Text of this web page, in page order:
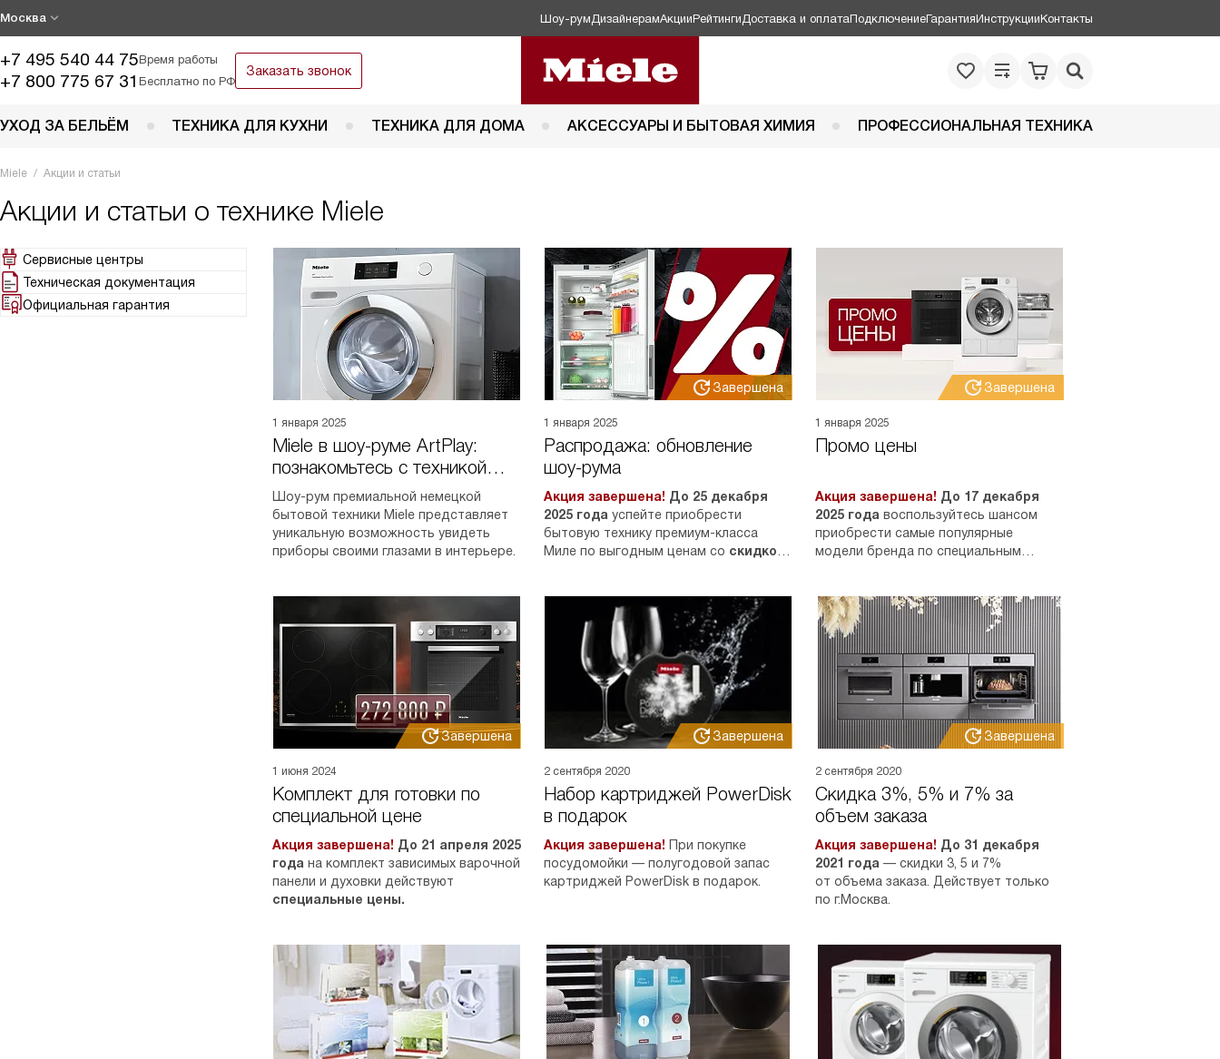
Москва Шоу-рум ДизайнерамАкцииРейтинги Доставка и оплатаПодключениеГарантияИнструкцииКонтакты
+7 495 540 44 75Время работы
+7 800 775 67 31 Бесплатно по РФ
Заказать звонок
УХОД ЗА БЕЛЬЁМ ТЕХНИКА ДЛЯ КУХНИ ТЕХНИКА ДЛЯ ДОМА АКСЕССУАРЫ И БЫТОВАЯ ХИМИЯ ПРОФЕССИОНАЛЬНАЯ ТЕХНИКА
Miele Акции и статьи
Акции и статьи о технике Miele
Сервисные центры
Техническая документация
Официальная гарантия
1 января 2025
Miele в шоу-руме ArtPlay:
познакомьтесь с техникой
лично
Шоу-рум премиальной немецкой
бытовой техники Miele представляет
уникальную возможность увидеть
приборы своими глазами в интерьере.
Завершена
1 января 2025
Распродажа: обновление
шоу-рума
Акция завершена! До 25 декабря
2025 года успейте приобрести
бытовую технику премиум-класса
Миле по выгодным ценам со скидкой
Завершена
1 января 2025
Промо цены
Акция завершена! До 17 декабря
2025 года воспользуйтесь шансом
приобрести самые популярные
модели бренда по специальным
Завершена
1 июня 2024
Комплект для готовки по
специальной цене
Акция завершена! До 21 апреля 2025
года на комплект зависимых варочной
панели и духовки действуют
специальные цены.
Завершена
2 сентября 2020
Набор картриджей PowerDisk
в подарок
Акция завершена! При покупке
посудомойки — полугодовой запас
картриджей PowerDisk в подарок.
Завершена
2 сентября 2020
Скидка 3%, 5% и 7% за
объем заказа
Акция завершена! До 31 декабря
2021 года — скидки 3, 5 и 7%
от объема заказа. Действует только
по г.Москва.